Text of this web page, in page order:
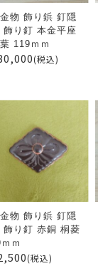
物 飾り鋲 釘隠
飾り釘 本金平座
119ｍｍ
(税込)
物 飾り鋲 釘隠
飾り釘 赤銅 桐菱
ｍ
(税込)